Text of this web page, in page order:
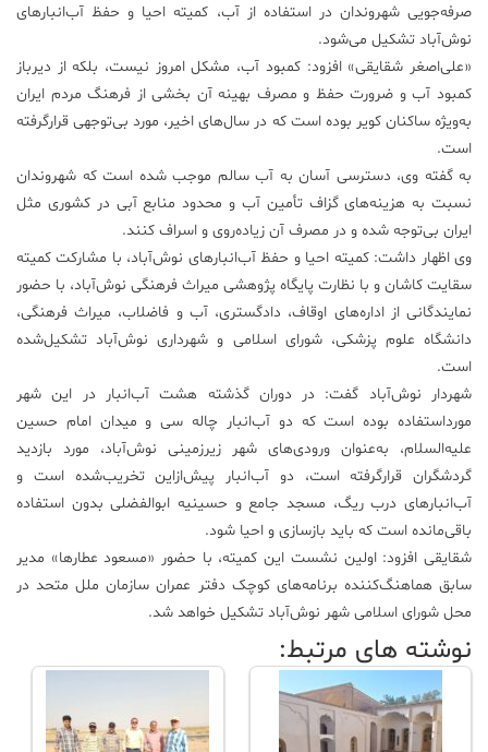
علم
و
فناوری
عکس
پادکست
مجله
فرهنگی
هنری
صرفه‌جویی شهروندان در استفاده از آب، کمیته احیا و حفظ آب‌انبارهای
نوش‌آباد تشکیل می‌شود.
«علی‌اصغر شقایقی» افزود: کمبود آب، مشکل امروز نیست، بلکه از دیرباز
کمبود آب و ضرورت حفظ و مصرف بهینه آن بخشی از فرهنگ مردم ایران
به‌ویژه ساکنان کویر بوده است که در سال‌های اخیر، مورد بی‌توجهی قرارگرفته
است.
به گفته وی، دسترسی آسان به آب سالم موجب شده است که شهروندان
نسبت به هزینه‌های گزاف تأمین آب و محدود منابع آبی در کشوری مثل
ایران بی‌توجه شده و در مصرف آن زیاده‌روی و اسراف کنند.
وی اظهار داشت: کمیته احیا و حفظ آب‌انبارهای نوش‌آباد، با مشارکت کمیته
سقایت کاشان و با نظارت پایگاه پژوهشی میراث فرهنگی نوش‌آباد، با حضور
نمایندگانی از اداره‌های اوقاف، دادگستری، آب و فاضلاب، میراث فرهنگی،
دانشگاه علوم پزشکی، شورای اسلامی و شهرداری نوش‌آباد تشکیل‌شده
است.
شهردار نوش‌آباد گفت: در دوران گذشته هشت آب‌انبار در این شهر
مورداستفاده بوده است که دو آب‌انبار چاله سی و میدان امام حسین
علیه‌السلام، به‌عنوان ورودی‌های شهر زیرزمینی نوش‌آباد، مورد بازدید
گردشگران قرارگرفته است، دو آب‌انبار پیش‌ازاین تخریب‌شده است و
آب‌انبارهای درب ریگ، مسجد جامع و حسینیه ابوالفضلی بدون استفاده
باقی‌مانده است که باید بازسازی و احیا شود.
شقایقی افزود: اولین نشست این کمیته، با حضور «مسعود عطارها» مدیر
سابق هماهنگ‌کننده برنامه‌های کوچک دفتر عمران سازمان ملل متحد در
محل شورای اسلامی شهر نوش‌آباد تشکیل خواهد شد.
نوشته های مرتبط: